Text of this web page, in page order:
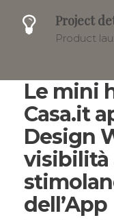
Project
Product
Le mini
Casa.it
Design
visibilità
dell’App